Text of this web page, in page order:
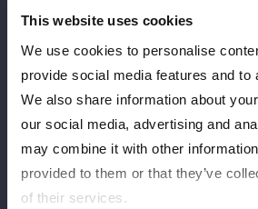
This website uses cookies
We use cookies to personalise
provide social media features and to
We also share information about
our social media, advertising and
may combine it with other
provided to them or that they’ve
of their services.
～』試合結果詳細
2025/04/11 試合
『STARDOM in
果詳細